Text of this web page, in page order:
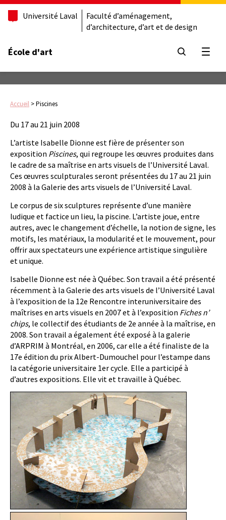
Université Laval
Faculté d’aménagement,
d’architecture, d’art et de design
École d'art
Accueil >Piscines
Du 17 au 21 juin 2008
L’artiste Isabelle Dionne est fière de présenter son
exposition Piscines, qui regroupe les œuvres produites dans
le cadre de sa maîtrise en arts visuels de l’Université Laval.
Ces œuvres sculpturales seront présentées du 17 au 21 juin
2008 à la Galerie des arts visuels de l’Université Laval.
Le corpus de six sculptures représente d’une manière
ludique et factice un lieu, la piscine. L’artiste joue, entre
autres, avec le changement d’échelle, la notion de signe, les
motifs, les matériaux, la modularité et le mouvement, pour
offrir aux spectateurs une expérience artistique singulière
et unique.
Isabelle Dionne est née à Québec. Son travail a été présenté
récemment à la Galerie des arts visuels de l’Université Laval
à l’exposition de la 12e Rencontre interuniversitaire des
maîtrises en arts visuels en 2007 et à l’exposition Fiches n’
chips, le collectif des étudiants de 2e année à la maîtrise, en
2008. Son travail a également été exposé à la galerie
d’ARPRIM à Montréal, en 2006, car elle a été finaliste de la
17e édition du prix Albert-Dumouchel pour l’estampe dans
la catégorie universitaire 1er cycle. Elle a participé à
d’autres expositions. Elle vit et travaille à Québec.